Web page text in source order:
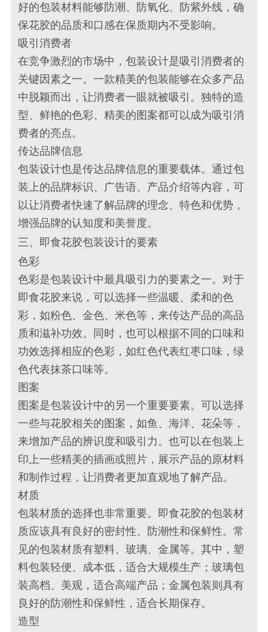
好的包装材料能够防潮、防氧化、防紫外线，确
保花胶的品质和口感在保质期内不受影响。
吸引消费者
在竞争激烈的市场中，包装设计是吸引消费者的
关键因素之一。一款精美的包装能够在众多产品
中脱颖而出，让消费者一眼就被吸引。独特的造
型、鲜艳的色彩、精美的图案都可以成为吸引消
费者的亮点。
传达品牌信息
包装设计也是传达品牌信息的重要载体。通过包
装上的品牌标识、广告语、产品介绍等内容，可
以让消费者快速了解品牌的理念、特色和优势，
增强品牌的认知度和美誉度。
三、即食花胶包装设计的要素
色彩
色彩是包装设计中最具吸引力的要素之一。对于
即食花胶来说，可以选择一些温暖、柔和的色
彩，如粉色、金色、米色等，来传达产品的高品
质和滋补功效。同时，也可以根据不同的口味和
功效选择相应的色彩，如红色代表红枣口味，绿
色代表抹茶口味等。
图案
图案是包装设计中的另一个重要要素。可以选择
一些与花胶相关的图案，如鱼、海洋、花朵等，
来增加产品的辨识度和吸引力。也可以在包装上
印上一些精美的插画或照片，展示产品的原材料
和制作过程，让消费者更加直观地了解产品。
材质
包装材质的选择也非常重要。即食花胶的包装材
质应该具有良好的密封性、防潮性和保鲜性。常
见的包装材质有塑料、玻璃、金属等。其中，塑
料包装轻便、成本低，适合大规模生产；玻璃包
装高档、美观，适合高端产品；金属包装则具有
良好的防潮性和保鲜性，适合长期保存。
造型